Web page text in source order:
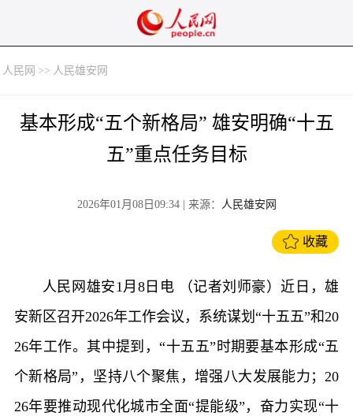
人民网 >> 人民雄安网
基本形成“五个新格局” 雄安明确“十五
五”重点任务目标
2026年01月08日09:34| 来源： 人民雄安网
收藏
人民网雄安1月8日电 （记者刘师豪）近日，雄
安新区召开2026年工作会议，系统谋划“十五五”和20
26年工作。其中提到，“十五五”时期要基本形成“五
个新格局”，坚持八个聚焦，增强八大发展能力；20
26年要推动现代化城市全面“提能级”，奋力实现“十